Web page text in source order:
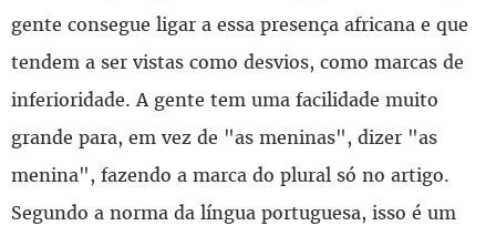
gente consegue ligar a essa presença africana e que
tendem a ser vistas como desvios, como marcas de
inferioridade. A gente tem uma facilidade muito
grande para, em vez de "as meninas", dizer "as
menina", fazendo a marca do plural só no artigo.
Segundo a norma da língua portuguesa, isso é um